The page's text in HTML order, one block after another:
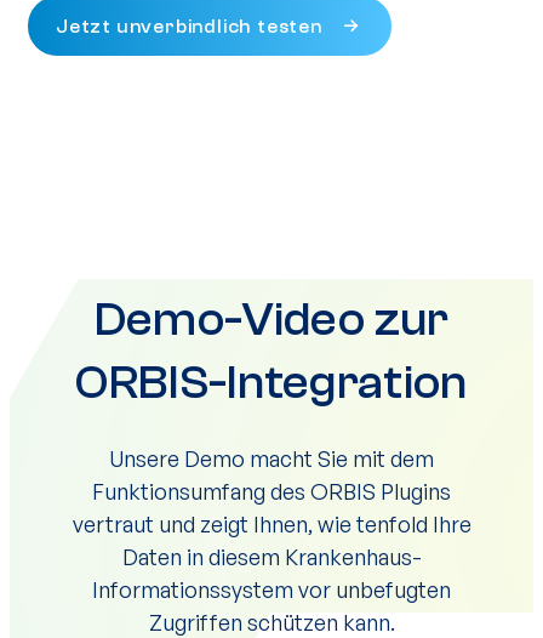
Jetzt unverbindlich testen
Demo-Video zur
ORBIS-Integration
Unsere Demo macht Sie mit dem
Funktionsumfang des ORBIS Plugins
vertraut und zeigt Ihnen, wie tenfold Ihre
Daten in diesem Krankenhaus-
Informationssystem vor unbefugten
Zugriffen schützen kann.